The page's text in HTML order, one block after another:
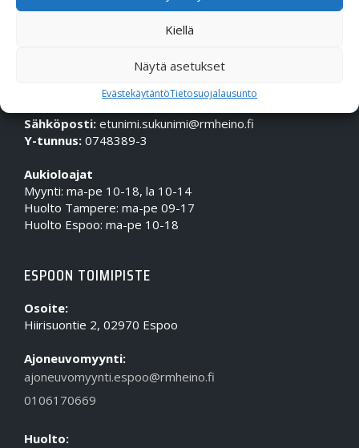
Kiellä
Näytä asetukset
EvästekäytäntöTietosuojalausunto
OTA MEIHIN YHTEYTTÄ!
Sähköposti: etunimi.sukunimi@rmheino.fi
Y-tunnus: 0748389-3
Aukioloajat
Myynti: ma-pe 10-18, la 10-14
Huolto Tampere: ma-pe 09-17
Huolto Espoo: ma-pe 10-18
ESPOON TOIMIPISTE
Osoite:
Hiirisuontie 2, 02970 Espoo
Ajoneuvomyynti:
ajoneuvomyynti.espoo@rmheino.fi
0106170669
Huolto: